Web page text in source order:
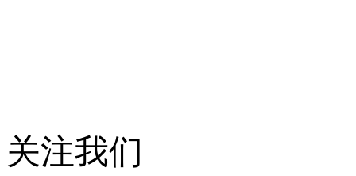
关注我们